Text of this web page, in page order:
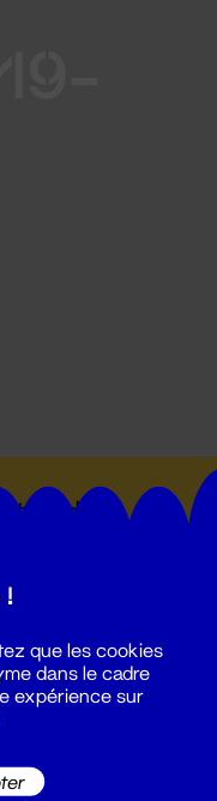
du
!
que les cookies
dans le cadre
expérience sur